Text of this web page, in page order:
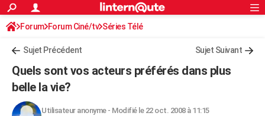
ACTUALITÉS
Politique
Société
Faits Divers
Education
Monde
Villes
+
Programme TV
TNTStreaming
Cinéma
Sorties cinéma
Musique
+FINANCE
Retraite
Impôts
Epargne
Immobilier
Risques naturels par ville
Banque
Assurance
Crédit
AUTO
S'inscrire
Connexion
Forum Forum Ciné/tv Séries Télé
Sujet Précédent Sujet Suivant
Quels sont vos acteurs préférés dans plus
belle la vie?
Utilisateur anonyme- Modifié le 22 oct. 2008 à 11:15